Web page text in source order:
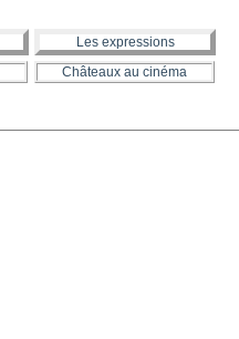
Les expressions
Châteaux au cinéma